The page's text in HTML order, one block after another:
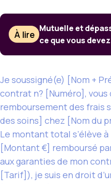
À lire
Mutuelle et
ce que vous
Je soussigné(e) [Nom +
contrat n? [Numéro], vous
remboursement des frais
des soins] chez [Nom du
Le montant total s’élève
[Montant €] remboursé
aux garanties de mon
[Tarif]), je suis en droit